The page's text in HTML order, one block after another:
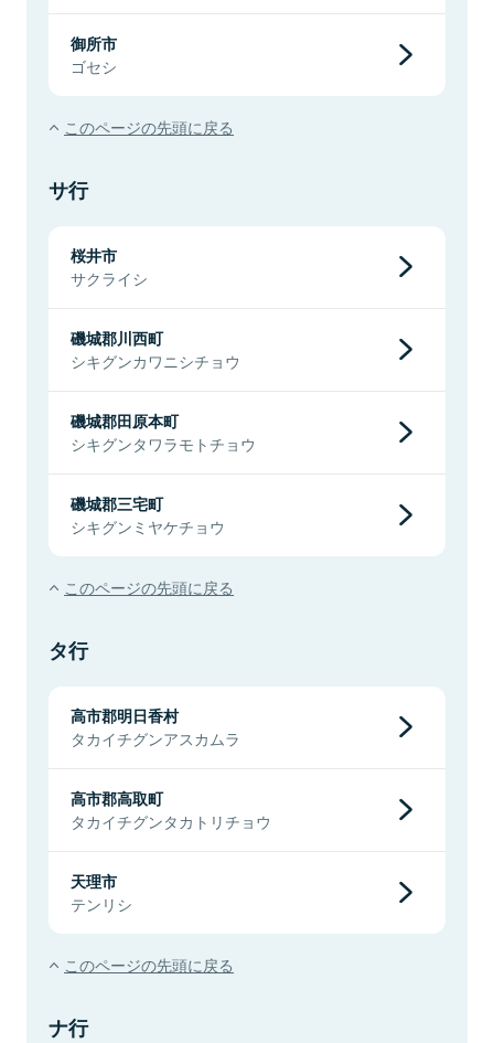
御所市
ゴセシ
このページの先頭に戻る
サ行
桜井市
サクライシ
磯城郡川西町
シキグンカワニシチョウ
磯城郡田原本町
シキグンタワラモトチョウ
磯城郡三宅町
シキグンミヤケチョウ
このページの先頭に戻る
タ行
高市郡明日香村
タカイチグンアスカムラ
高市郡高取町
タカイチグンタカトリチョウ
天理市
テンリシ
このページの先頭に戻る
ナ行